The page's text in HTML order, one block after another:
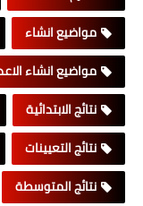
مواضيع انشاء
مواضيع انشاء
نتائج الابتدائية
نتائج التعيينات
نتائج المتوسطة